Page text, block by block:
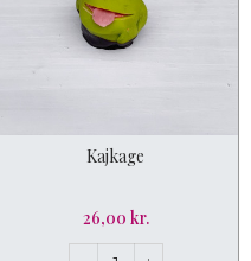
Kajkage
26,00 kr.